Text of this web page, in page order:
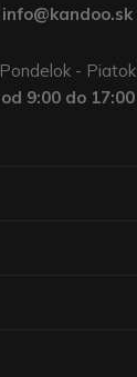
info@kandoo.sk
Pondelok - Piatok
od 9:00 do 17:00